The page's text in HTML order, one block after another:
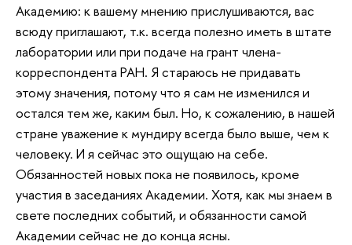
Академию: к вашему мнению прислушиваются, вас
всюду приглашают, т.к. всегда полезно иметь в штате
лаборатории или при подаче на грант члена-
корреспондента РАН. Я стараюсь не придавать
этому значения, потому что я сам не изменился и
остался тем же, каким был. Но, к сожалению, в нашей
стране уважение к мундиру всегда было выше, чем к
человеку. И я сейчас это ощущаю на себе.
Обязанностей новых пока не появилось, кроме
участия в заседаниях Академии. Хотя, как мы знаем в
свете последних событий, и обязанности самой
Академии сейчас не до конца ясны.